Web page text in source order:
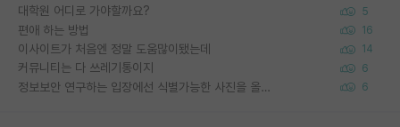
대학원 어디로 가야할까요? 5
편애 하는 방법 16
이사이트가 처음엔 정말 도움많이됐는데 14
커뮤니티는 다 쓰레기통이지 6
정보보안 연구하는 입장에선 식별가능한 사진을 올리는건 비추이긴함 6